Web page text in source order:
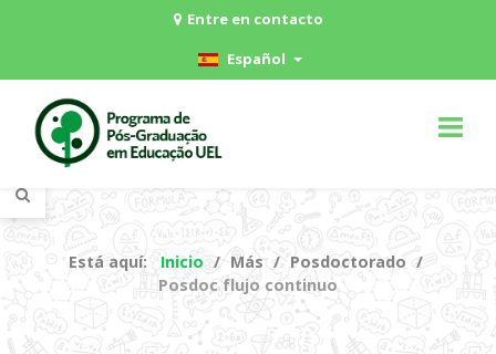
Entre en contacto
Español
Está aquí: Inicio Más
Posdoctorado
Posdoc flujo continuo